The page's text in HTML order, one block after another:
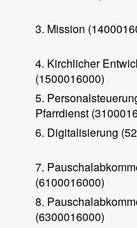
3. Mission
4. Kirchlicher
(1500016000)
5.
Pfarrdienst
6. Digitalisierung
7.
(6100016000)
8.
(6300016000)